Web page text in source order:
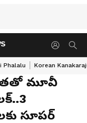
Phalalu Korean
మూవీ
సూపర్